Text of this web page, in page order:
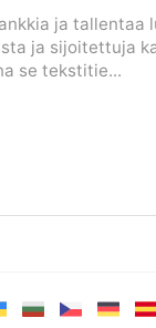
ja tallentaa
ja sijoitettuja
se tekstitie...